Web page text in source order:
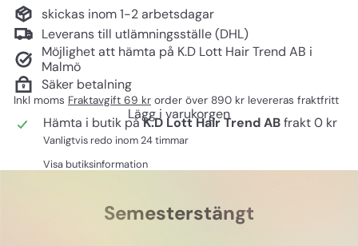
skickas inom 1-2 arbetsdagar
Leverans till utlämningsställe (DHL)
Möjlighet att hämta på K.D Lott Hair Trend AB i
Malmö
Säker betalning
Inkl moms Fraktavgift 69 kr order över 890 kr levereras fraktfritt
Lägg i varukorgen
Hämta i butik påK.D Lott Hair Trend ABfrakt 0 kr
Vanligtvis redo inom 24 timmar
Visa butiksinformation
Semesterstängt